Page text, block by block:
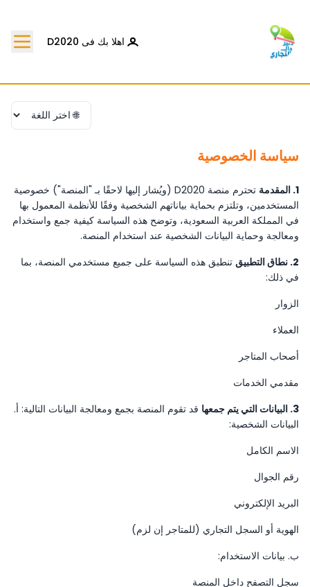
اهلا بك فى D2020
سياسة الخصوصية
1. المقدمة
تحترم منصة D2020 (ويُشار إليها لاحقًا بـ "المنصة") خصوصية
المستخدمين، وتلتزم بحماية بياناتهم الشخصية وفقًا للأنظمة المعمول بها
في المملكة العربية السعودية، وتوضح هذه السياسة كيفية جمع واستخدام
ومعالجة وحماية البيانات الشخصية عند استخدام المنصة.
2. نطاق التطبيق
تنطبق هذه السياسة على جميع مستخدمي المنصة، بما
في ذلك:
الزوار
العملاء
أصحاب المتاجر
مقدمي الخدمات
3. البيانات التي يتم جمعها
قد تقوم المنصة بجمع ومعالجة البيانات التالية: أ.
البيانات الشخصية:
الاسم الكامل
رقم الجوال
البريد الإلكتروني
الهوية أو السجل التجاري (للمتاجر إن لزم)
ب. بيانات الاستخدام:
سجل التصفح داخل المنصة